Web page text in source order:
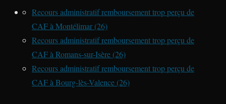
Recours administratif remboursement trop perçu de
CAF à Montélimar (26)
Recours administratif remboursement trop perçu de
CAF à Romans-sur-Isère (26)
Recours administratif remboursement trop perçu de
CAF à Bourg-lès-Valence (26)